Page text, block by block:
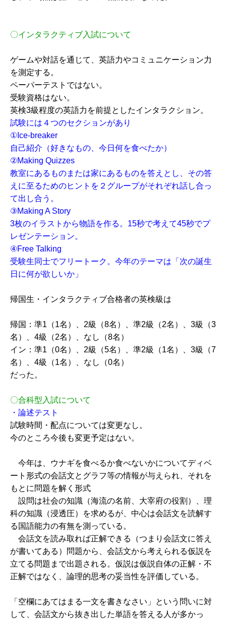
〇インタラクティブ入試について
ゲームや対話を通じて、英語力やコミュニケーション力
を測定する。
ペーパーテストではない。
受験資格はない。
英検3級程度の英語力を前提としたインタラクション。
試験には４つのセクションがあり
①Ice-breaker
自己紹介（好きなもの、今日何を食べたか）
②Making Quizzes
教室にあるものまたは家にあるものを答えとし、その答
えに至るためのヒントを２グループがそれぞれ話し合っ
て出し合う。
③Making A Story
3枚のイラストから物語を作る。15秒で考えて45秒でプ
レゼンテーション。
④Free Talking
受験生同士でフリートーク。今年のテーマは「次の誕生
日に何が欲しいか」
帰国生・インタラクティブ合格者の英検級は
帰国：準1（1名）、2級（8名）、準2級（2名）、3級（3
名）、4級（2名）、なし（8名）
イン：準1（0名）、2級（5名）、準2級（1名）、3級（7
名）、4級（1名）、なし（0名）
だった。
〇合科型入試について
・論述テスト
試験時間・配点については変更なし。
今のところ今後も変更予定はない。
今年は、ウナギを食べるか食べないかについてディベ
ート形式の会話文とグラフ等の情報が与えられ、それを
もとに問題を解く形式
設問は社会の知識（海流の名前、大宰府の役割）、理
科の知識（浸透圧）を求めるが、中心は会話文を読解す
る国語能力の有無を測っている。
会話文を読み取れば正解できる（つまり会話文に答え
が書いてある）問題から、会話文から考えられる仮説を
立てる問題まで出題される。仮説は仮説自体の正解・不
正解ではなく、論理的思考の妥当性を評価している。
「空欄にあてはまる一文を書きなさい」という問いに対
して、会話文から抜き出した単語を答える人が多かっ